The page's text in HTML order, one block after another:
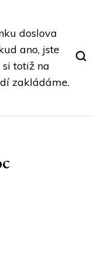
doslova
ano, jste
totiž na
zakládáme.